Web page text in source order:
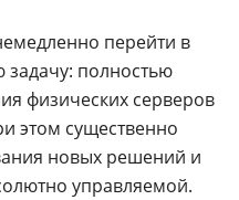
перейти в
задачу: полностью
физических серверов
этом существенно
новых решений и
управляемой.